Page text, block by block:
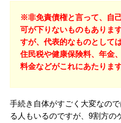
※非免責債権と言って、自
可が下りないものもありま
すが、代表的なものとして
住民税や健康保険料、年金
料金などがこれにあたります
手続き自体がすごく大変なの
る人もいるのですが、9割方の